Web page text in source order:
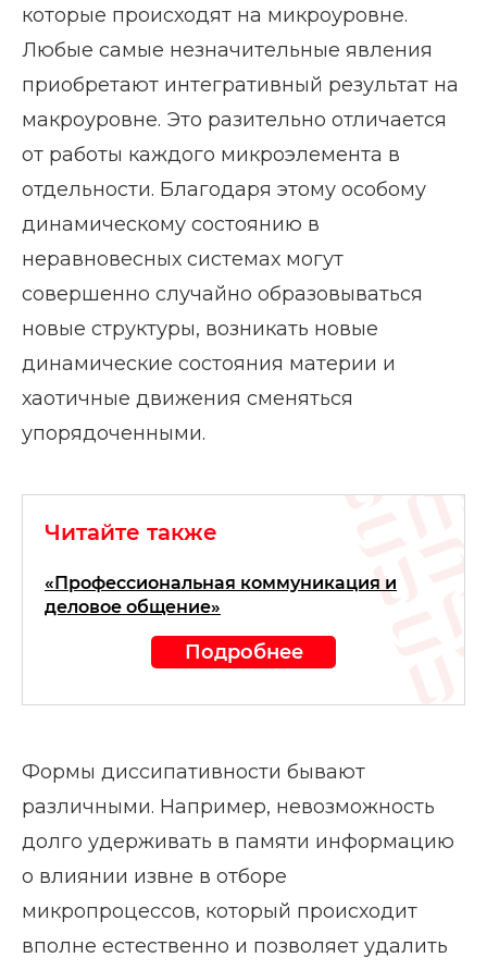
которые происходят на микроуровне.
Любые самые незначительные явления
приобретают интегративный результат на
макроуровне. Это разительно отличается
от работы каждого микроэлемента в
отдельности. Благодаря этому особому
динамическому состоянию в
неравновесных системах могут
совершенно случайно образовываться
новые структуры, возникать новые
динамические состояния материи и
хаотичные движения сменяться
упорядоченными.
Читайте также
«Профессиональная коммуникация и
деловое общение»
Подробнее
Формы диссипативности бывают
различными. Например, невозможность
долго удерживать в памяти информацию
о влиянии извне в отборе
микропроцессов, который происходит
вполне естественно и позволяет удалить